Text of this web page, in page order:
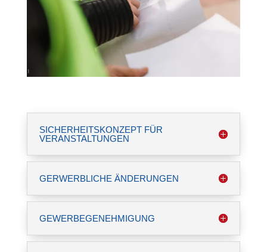
SICHERHEITSKONZEPT FÜR
VERANSTALTUNGEN
GERWERBLICHE ÄNDERUNGEN
GEWERBEGENEHMIGUNG